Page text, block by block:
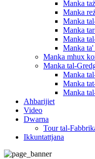
Manka
Manka
Manka
Manka
Manka
Manka
Manka mhux
Manka tal-
Manka
Manka
Manka
Aħbarijiet
Video
Dwarna
Tour tal-
Ikkuntattjana